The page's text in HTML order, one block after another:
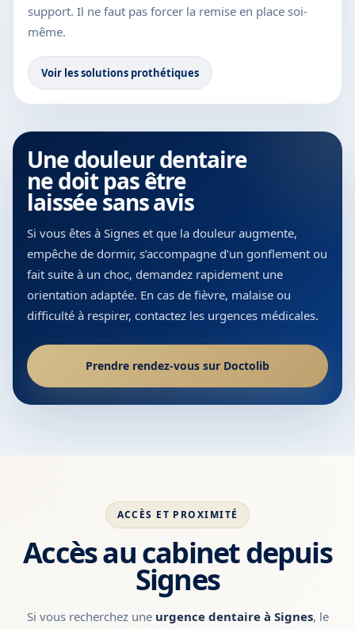
support. Il ne faut pas forcer la remise en place soi-
même.
Voir les solutions prothétiques
Une douleur dentaire
ne doit pas être
laissée sans avis
Si vous êtes à Signes et que la douleur augmente,
empêche de dormir, s’accompagne d’un gonflement ou
fait suite à un choc, demandez rapidement une
orientation adaptée. En cas de fièvre, malaise ou
difficulté à respirer, contactez les urgences médicales.
Prendre rendez-vous sur Doctolib
ACCÈS ET PROXIMITÉ
Accès au cabinet depuis
Signes
Si vous recherchez une urgence dentaire à Signes, le